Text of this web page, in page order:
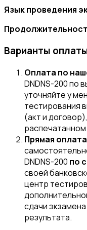
Язык проведения
Варианты
Оплата по
DNDNS-200 по
уточняйте у
тестирования
(акт и
Прямая
DNDNS-200 по
своей
центр
сдачи
результата.